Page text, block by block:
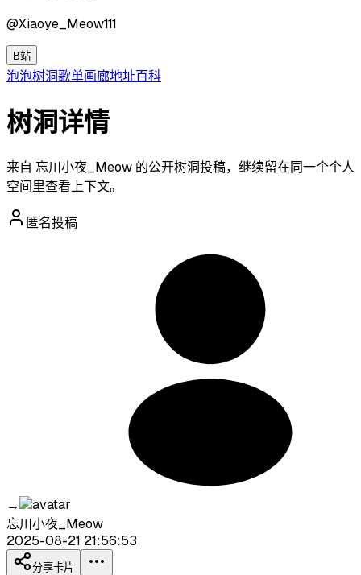
@Xiaoye_Meow111
B站
泡泡树洞歌单画廊地址百科
树洞详情
来自 忘川小夜_Meow 的公开树洞投稿，继续留在同一个个人
空间里查看上下文。
匿名投稿
→
忘川小夜_Meow
2025-08-21 21:56:53
分享卡片